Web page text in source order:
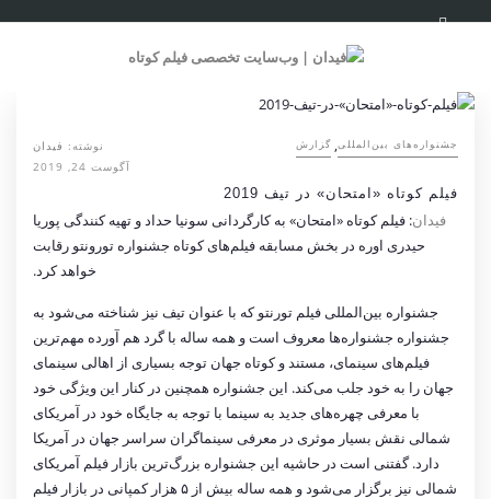
‌‌جشنواره‌های بین‌المللی, گزارش نوشته: فیدان
آگوست 24, 2019
فیلم کوتاه «امتحان» در تیف 2019
فیدان: فیلم کوتاه «امتحان» به کارگردانی سونیا حداد و تهیه کنندگی پوریا
حیدری اوره در بخش مسابقه فیلم‌های کوتاه جشنواره تورونتو رقابت
خواهد کرد.
جشنواره بین‌المللی فیلم تورنتو که با عنوان تیف نیز شناخته می‌شود به
جشنواره جشنواره‌ها معروف است و همه ساله با گرد هم آورده مهم‌ترین
فیلم‌های سینمای، مستند و کوتاه جهان توجه بسیاری از اهالی سینمای
جهان را به خود جلب می‌کند. این جشنواره همچنین در کنار این ویژگی خود
با معرفی چهره‌های جدید به سینما با توجه به جایگاه خود در آمریکای
شمالی نقش بسیار موثری در معرفی سینماگران سراسر جهان در آمریکا
دارد. گفتنی است در حاشیه این جشنواره بزرگ‌ترین بازار فیلم آمریکای
شمالی نیز برگزار می‌شود و همه ساله بیش از ۵ هزار کمپانی در بازار فیلم